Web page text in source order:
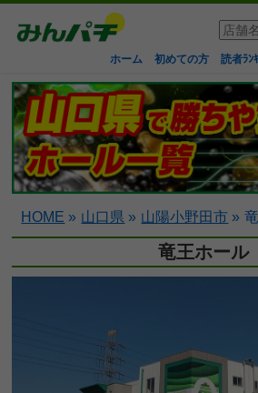
ホーム 初めての方 読者ﾗﾝ
HOME » 山口県 » 山陽小野田市 »
竜王ホール